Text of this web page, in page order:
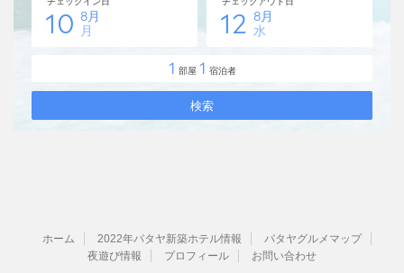
ホーム 2022年パタヤ新築ホテル情報
パタヤグルメマップ
夜遊び情報
プロフィール お問い合わせ